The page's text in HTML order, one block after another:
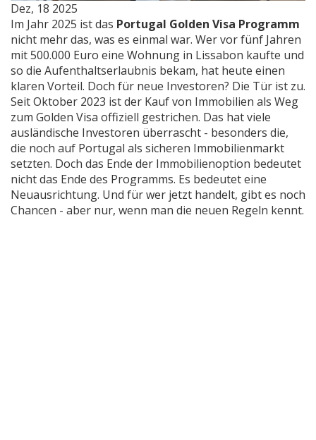
Dez, 18 2025
Im Jahr 2025 ist das Portugal Golden Visa Programm
nicht mehr das, was es einmal war. Wer vor fünf Jahren
mit 500.000 Euro eine Wohnung in Lissabon kaufte und
so die Aufenthaltserlaubnis bekam, hat heute einen
klaren Vorteil. Doch für neue Investoren? Die Tür ist zu.
Seit Oktober 2023 ist der Kauf von Immobilien als Weg
zum Golden Visa offiziell gestrichen. Das hat viele
ausländische Investoren überrascht - besonders die,
die noch auf Portugal als sicheren Immobilienmarkt
setzten. Doch das Ende der Immobilienoption bedeutet
nicht das Ende des Programms. Es bedeutet eine
Neuausrichtung. Und für wer jetzt handelt, gibt es noch
Chancen - aber nur, wenn man die neuen Regeln kennt.